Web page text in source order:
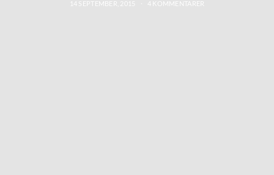
14 SEPTEMBER, 2015 4 KOMMENTARER